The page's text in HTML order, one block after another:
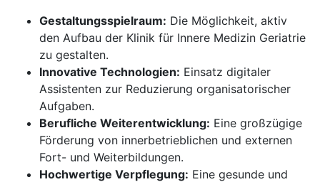
Gestaltungsspielraum: Die Möglichkeit, aktiv
den Aufbau der Klinik für Innere Medizin Geriatrie
zu gestalten.
Innovative Technologien: Einsatz digitaler
Assistenten zur Reduzierung organisatorischer
Aufgaben.
Berufliche Weiterentwicklung: Eine großzügige
Förderung von innerbetrieblichen und externen
Fort- und Weiterbildungen.
Hochwertige Verpflegung: Eine gesunde und